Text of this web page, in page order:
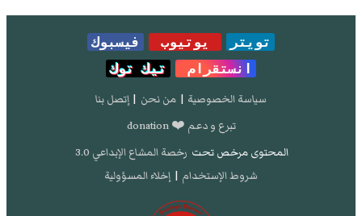
تويتر يوتيوب
فيسبوك
انستقرام
تيك توك
سياسة الخصوصية | من نحن | إتصل بنا
تبرع و دعم ❤️ donation
المحتوى مرخص تحت رخصة المشاع الإبداعي 3.0
شروط الإستخدام | إخلاء المسؤولية